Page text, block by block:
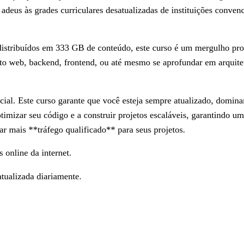
às grades curriculares desatualizadas de instituições
em 333 GB de conteúdo, este curso é um mergulho
web, backend, frontend, ou até mesmo se aprofundar em
Este curso garante que você esteja sempre atualizado,
seu código e a construir projetos escaláveis, garantindo
mais **tráfego qualificado** para seus projetos.
online da internet.
diariamente.